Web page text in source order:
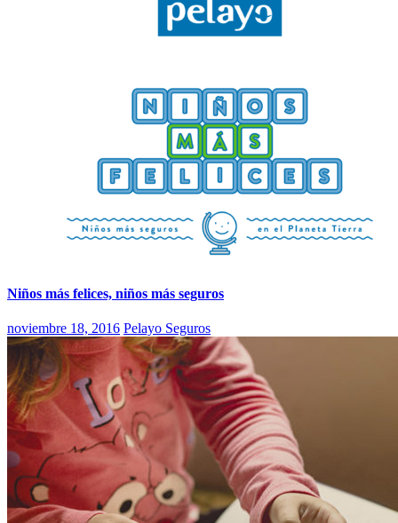
Niños más felices, niños más seguros
noviembre 18, 2016 Pelayo Seguros